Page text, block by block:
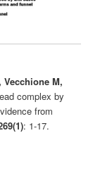
M,
complex by
from
: 1-17.